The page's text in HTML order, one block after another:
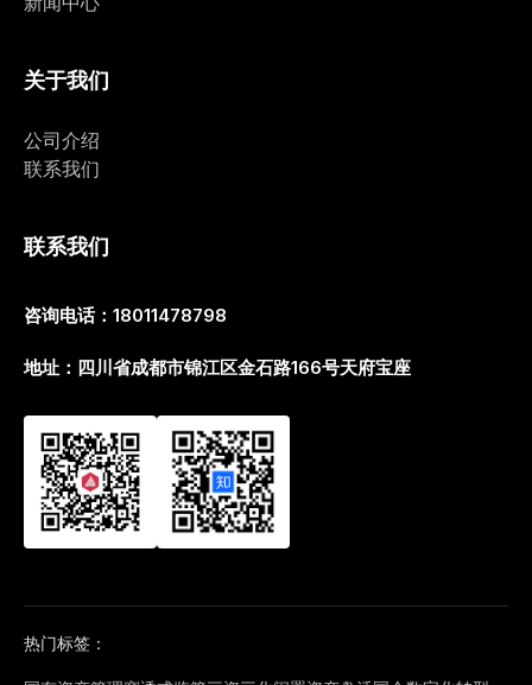
关于我们
公司介绍
联系我们
联系我们
咨询电话：18011478798
地址：四川省成都市锦江区金石路166号天府宝座
热门标签：